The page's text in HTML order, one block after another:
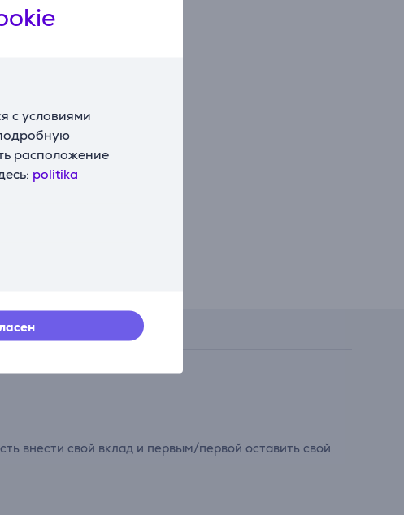
с условиями
расположение
politika
внести свой вклад и первым/первой оставить свой